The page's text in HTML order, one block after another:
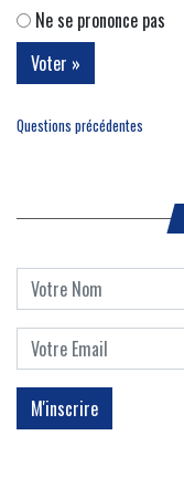
Ne se prononce pas
Questions précédentes